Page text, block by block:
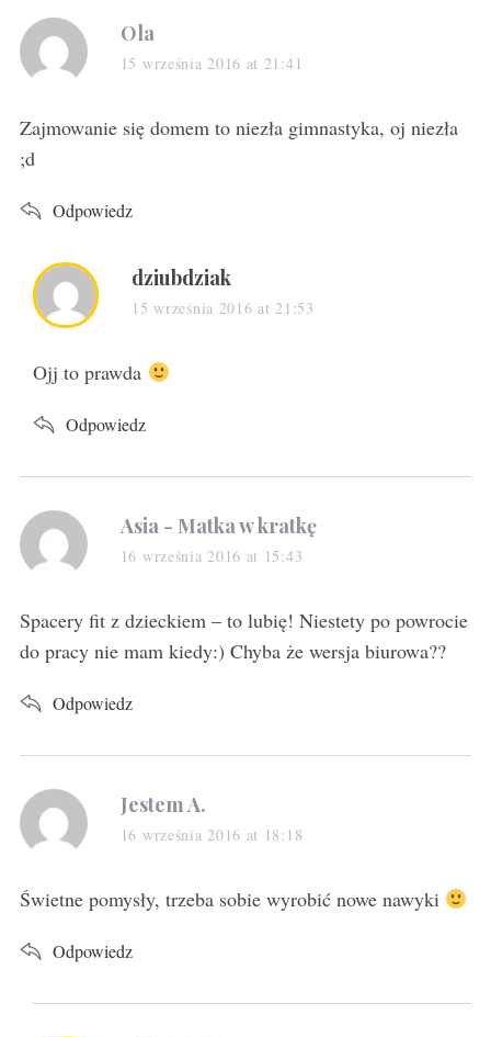
s
a
s
Ola
15 września 2016 at 21:41
Zajmowanie się domem to niezła gimnastyka, oj niezła
;d
Odpowiedz
s
a
s
dziubdziak
15 września 2016 at 21:53
Ojj to prawda
Odpowiedz
s
a
s
:
Asia - Matka w kratkę
16 września 2016 at 15:43
Spacery fit z dzieckiem – to lubię! Niestety po powrocie
do pracy nie mam kiedy:) Chyba że wersja biurowa??
Odpowiedz
s
a
s
Jestem A.
16 września 2016 at 18:18
Świetne pomysły, trzeba sobie wyrobić nowe nawyki
Odpowiedz